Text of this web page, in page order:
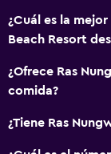
Caja fuerte
Ideal para
Cuidado de
¿Cuál es la
Beach Resort
¿Ofrece Ras
comida?
¿Tiene Ras